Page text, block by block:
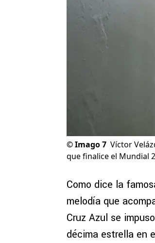
©Imago 7 Víctor
que finalice el Mundial
Como dice la
melodía que
Cruz Azul se
décima estrella en